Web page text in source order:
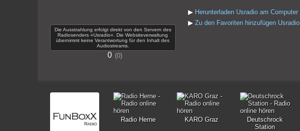
Die Ausstrahlung erfolgt direkt von den Servern des
Radiosenders «Usradio». Die Websiteverwaltung
übernimmt keine Verantwortung für den Inhalt des
Audiostreams.
0 0
▶ Herunterladen Usradio am Computer
▶ Zu den Favoriten hinzufügen Usradio
Radio Herne KARO Graz
Deutschrock
Station